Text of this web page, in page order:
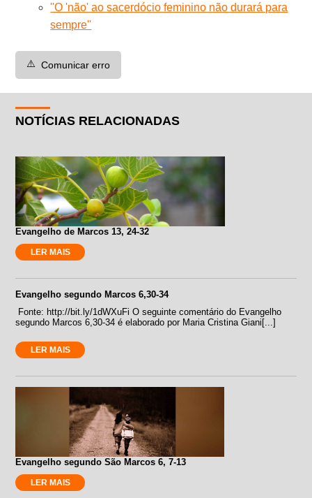
''O 'não' ao sacerdócio feminino não durará para
sempre''
⚠️ Comunicar erro
NOTÍCIAS RELACIONADAS
Evangelho de Marcos 13, 24-32
LER MAIS
Evangelho segundo Marcos 6,30-34
Fonte: http://bit.ly/1dWXuFi O seguinte comentário do Evangelho
segundo Marcos 6,30-34 é elaborado por Maria Cristina Giani[...]
LER MAIS
Evangelho segundo São Marcos 6, 7-13
LER MAIS